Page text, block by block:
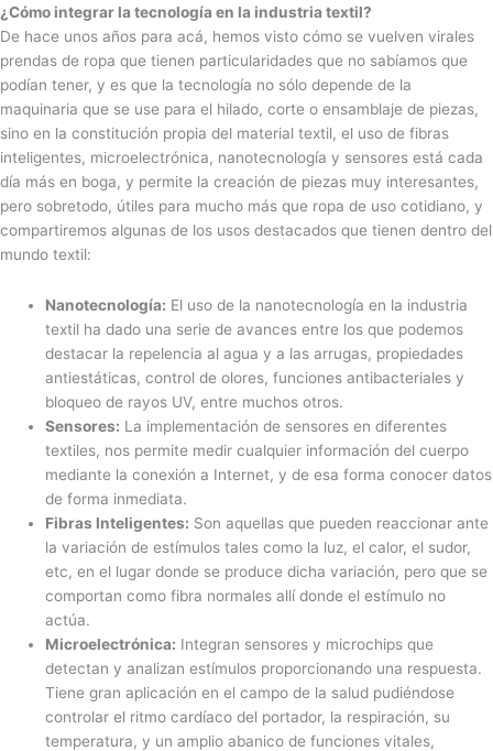
¿Cómo integrar la tecnología en la industria textil?
De hace unos años para acá, hemos visto cómo se vuelven virales
prendas de ropa que tienen particularidades que no sabíamos que
podían tener, y es que la tecnología no sólo depende de la
maquinaria que se use para el hilado, corte o ensamblaje de piezas,
sino en la constitución propia del material textil, el uso de fibras
inteligentes, microelectrónica, nanotecnología y sensores está cada
día más en boga, y permite la creación de piezas muy interesantes,
pero sobretodo, útiles para mucho más que ropa de uso cotidiano, y
compartiremos algunas de los usos destacados que tienen dentro del
mundo textil:
Nanotecnología: El uso de la nanotecnología en la industria
textil ha dado una serie de avances entre los que podemos
destacar la repelencia al agua y a las arrugas, propiedades
antiestáticas, control de olores, funciones antibacteriales y
bloqueo de rayos UV, entre muchos otros.
Sensores: La implementación de sensores en diferentes
textiles, nos permite medir cualquier información del cuerpo
mediante la conexión a Internet, y de esa forma conocer datos
de forma inmediata.
Fibras Inteligentes: Son aquellas que pueden reaccionar ante
la variación de estímulos tales como la luz, el calor, el sudor,
etc, en el lugar donde se produce dicha variación, pero que se
comportan como fibra normales allí donde el estímulo no
actúa.
Microelectrónica: Integran sensores y microchips que
detectan y analizan estímulos proporcionando una respuesta.
Tiene gran aplicación en el campo de la salud pudiéndose
controlar el ritmo cardíaco del portador, la respiración, su
temperatura, y un amplio abanico de funciones vitales,